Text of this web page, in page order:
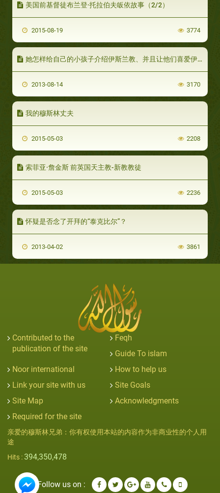
美国前基督徒布兰登·托拉伯夫皈依故事（2/2）
2015-08-19 3774
她怎样给自己的小孩子介绍伊斯兰教、并且让他们喜爱伊斯兰教？
2013-08-14 3170
我的穆斯林丈夫
2015-05-03 2208
索菲亚·詹金斯 前英国天主教-新教教徒
2015-05-03 2236
怀疑是否念了开拜的“泰克比尔”？
2013-04-02 3861
Contributed to the
publication of the site
Feqh
Guide To islam
Noor international
How to help us
Link your site with us
Site Goals
Site Map
Acknowledgments
Required for the site
亲爱的穆斯林兄弟：你有权使用本站的内容作为非商业性的个人用
途
Hits : 394,350,478
Follow us on :